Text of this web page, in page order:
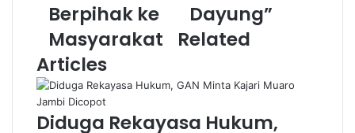
Berpihak ke
Masyarakat
Dayung”
Related
Articles
Diduga Rekayasa Hukum,